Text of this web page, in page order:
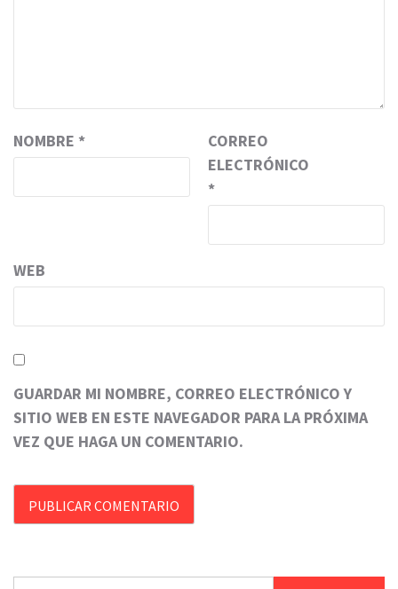
NOMBRE *
CORREO
ELECTRÓNICO
*
WEB
GUARDAR MI NOMBRE, CORREO ELECTRÓNICO Y
SITIO WEB EN ESTE NAVEGADOR PARA LA PRÓXIMA
VEZ QUE HAGA UN COMENTARIO.